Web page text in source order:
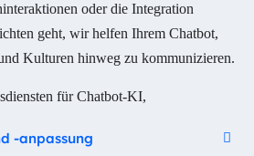
oder die Integration
geht, wir helfen Ihrem Chatbot,
Kulturen hinweg zu kommunizieren.
für Chatbot-KI,
-anpassung